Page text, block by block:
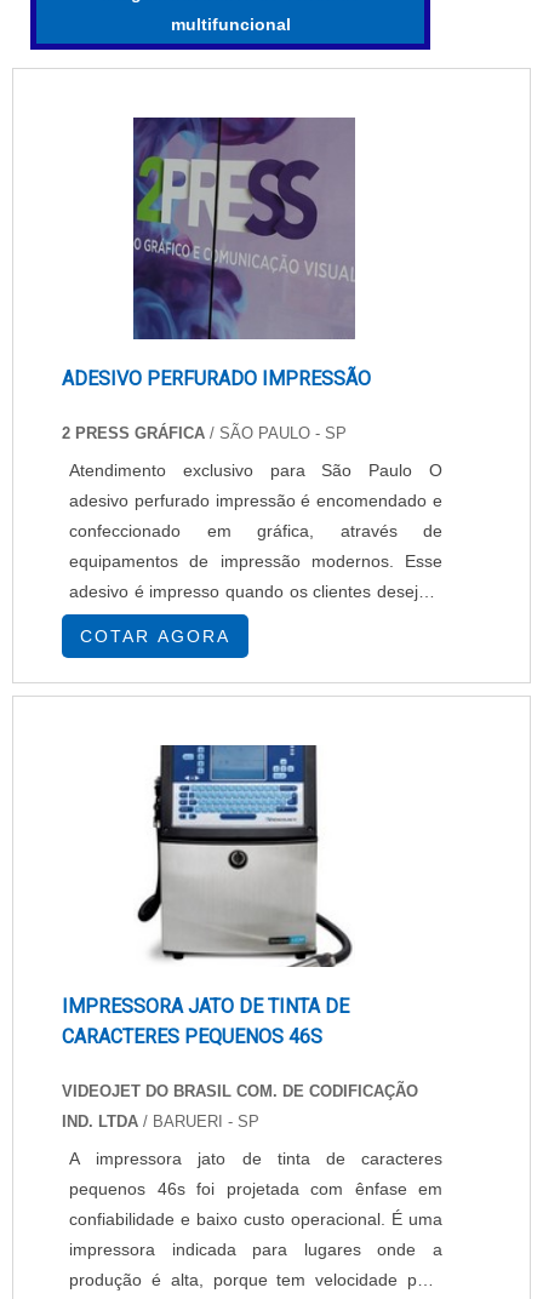
multifuncional
ADESIVO PERFURADO IMPRESSÃO
2 PRESS GRÁFICA / SÃO PAULO - SP
Atendimento exclusivo para São Paulo O
adesivo perfurado impressão é encomendado e
confeccionado em gráfica, através de
equipamentos de impressão modernos. Esse
adesivo é impresso quando os clientes desejam
que os dois lados de um ambiente fiquem
visíveis, mesmo com a impressão. Por isso é
muito procurado por empresas para uso em
veículos, academias e muito mais.
CARACTERÍSTICAS DO MATERIAL Este
COTAR AGORA
IMPRESSORA JATO DE TINTA DE
CARACTERES PEQUENOS 46S
VIDEOJET DO BRASIL COM. DE CODIFICAÇÃO
IND. LTDA / BARUERI - SP
A impressora jato de tinta de caracteres
pequenos 46s foi projetada com ênfase em
confiabilidade e baixo custo operacional. É uma
impressora indicada para lugares onde a
produção é alta, porque tem velocidade para